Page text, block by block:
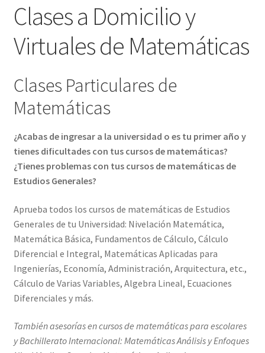
Clases a Domicilio y
Virtuales de Matemáticas
Clases Particulares de
Matemáticas
¿Acabas de ingresar a la universidad o es tu primer año y
tienes dificultades con tus cursos de matemáticas?
¿Tienes problemas con tus cursos de matemáticas de
Estudios Generales?
Aprueba todos los cursos de matemáticas de Estudios
Generales de tu Universidad: Nivelación Matemática,
Matemática Básica, Fundamentos de Cálculo, Cálculo
Diferencial e Integral, Matemáticas Aplicadas para
Ingenierías, Economía, Administración, Arquitectura, etc.,
Cálculo de Varias Variables, Algebra Lineal, Ecuaciones
Diferenciales y más.
También asesorías en cursos de matemáticas para escolares
y Bachillerato Internacional: Matemáticas Análisis y Enfoques